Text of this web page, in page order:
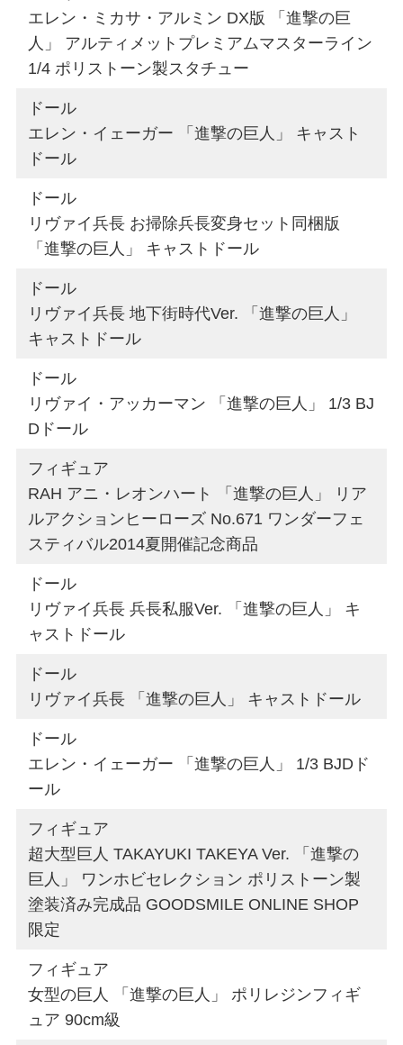
エレン・ミカサ・アルミン DX版 「進撃の巨
人」 アルティメットプレミアムマスターライン
1/4 ポリストーン製スタチュー
ドール
エレン・イェーガー 「進撃の巨人」 キャスト
ドール
ドール
リヴァイ兵長 お掃除兵長変身セット同梱版
「進撃の巨人」 キャストドール
ドール
リヴァイ兵長 地下街時代Ver. 「進撃の巨人」
キャストドール
ドール
リヴァイ・アッカーマン 「進撃の巨人」 1/3 BJ
Dドール
フィギュア
RAH アニ・レオンハート 「進撃の巨人」 リア
ルアクションヒーローズ No.671 ワンダーフェ
スティバル2014夏開催記念商品
ドール
リヴァイ兵長 兵長私服Ver. 「進撃の巨人」 キ
ャストドール
ドール
リヴァイ兵長 「進撃の巨人」 キャストドール
ドール
エレン・イェーガー 「進撃の巨人」 1/3 BJDド
ール
フィギュア
超大型巨人 TAKAYUKI TAKEYA Ver. 「進撃の
巨人」 ワンホビセレクション ポリストーン製
塗装済み完成品 GOODSMILE ONLINE SHOP
限定
フィギュア
女型の巨人 「進撃の巨人」 ポリレジンフィギ
ュア 90cm級